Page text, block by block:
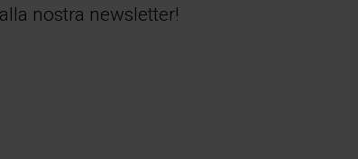
nostra newsletter!